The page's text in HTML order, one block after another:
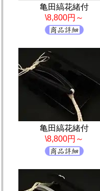
亀田縞花緒付
\8,800円～
亀田縞花緒付
\8,800円～